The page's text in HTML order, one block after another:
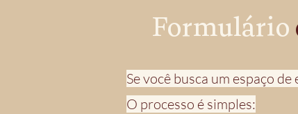
Formulário
Se você busca um espaço
O processo é simples: